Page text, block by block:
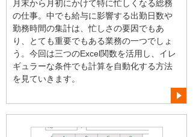
月末から月初にかけて特に忙しくなる総務
の仕事。中でも給与に影響する出勤日数や
勤務時間の集計は、忙しさの要因でもあ
り、とても重要でもある業務の一つでしょ
う。今回は三つのExcel関数を活用し、イレ
ギュラーな条件でも計算を自動化する方法
を見ていきます。